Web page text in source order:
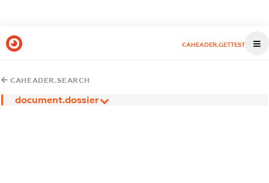
CAHEADER.GETTEST
CAHEADER.SEARCH
document.dossier